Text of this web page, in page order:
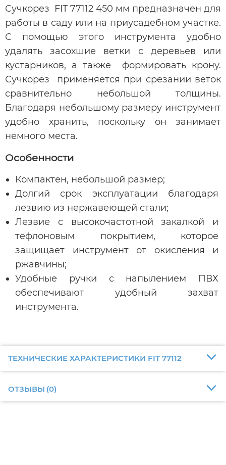
Сучкорез FIT 77112 450 мм предназначен для
работы в саду или на приусадебном участке.
С помощью этого инструмента удобно
удалять засохшие ветки с деревьев или
кустарников, а также формировать крону.
Сучкорез применяется при срезании веток
сравнительно небольшой толщины.
Благодаря небольшому размеру инструмент
удобно хранить, поскольку он занимает
немного места.
Особенности
Компактен, небольшой размер;
Долгий срок эксплуатации благодаря
лезвию из нержавеющей стали;
Лезвие с высокочастотной закалкой и
тефлоновым покрытием, которое
защищает инструмент от окисления и
ржавчины;
Удобные ручки с напылением ПВХ
обеспечивают удобный захват
инструмента.
ТЕХНИЧЕСКИЕ ХАРАКТЕРИСТИКИ FIT 77112
ОТЗЫВЫ (0)